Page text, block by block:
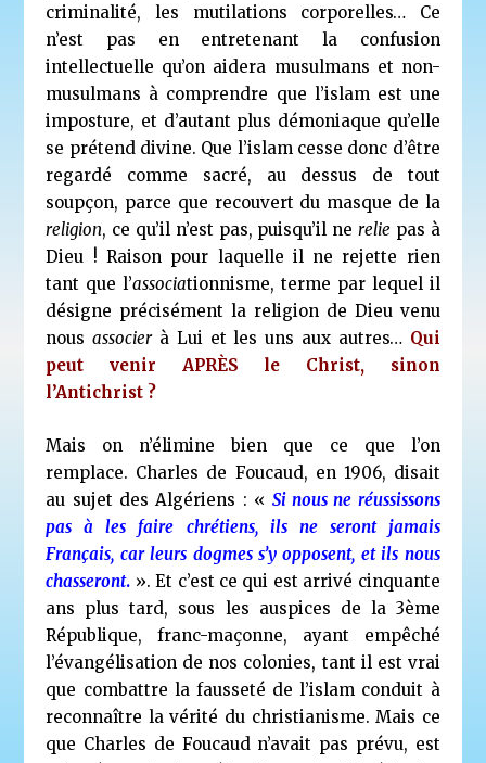
criminalité, les mutilations corporelles… Ce
n’est pas en entretenant la confusion
intellectuelle qu’on aidera musulmans et non-
musulmans à comprendre que l’islam est une
imposture, et d’autant plus démoniaque qu’elle
se prétend divine. Que l’islam cesse donc d’être
regardé comme sacré, au dessus de tout
soupçon, parce que recouvert du masque de la
religion, ce qu’il n’est pas, puisqu’il ne relie pas à
Dieu ! Raison pour laquelle il ne rejette rien
tant que l’associationnisme, terme par lequel il
désigne précisément la religion de Dieu venu
nousassocierà Lui et les uns aux autres…Qui
peut venir APRÈS le Christ, sinon
l’Antichrist ?
Mais on n’élimine bien que ce que l’on
remplace. Charles de Foucaud, en 1906, disait
au sujet des Algériens : « Si nous ne réussissons
pas à les faire chrétiens, ils ne seront jamais
Français, car leurs dogmes s’y opposent, et ils nous
chasseront. ». Et c’est ce qui est arrivé cinquante
ans plus tard, sous les auspices de la 3ème
République, franc-maçonne, ayant empêché
l’évangélisation de nos colonies, tant il est vrai
que combattre la fausseté de l’islam conduit à
reconnaître la vérité du christianisme. Mais ce
que Charles de Foucaud n’avait pas prévu, est